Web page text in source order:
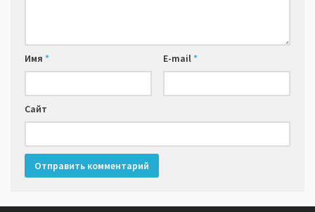
Имя * E-mail*
Сайт